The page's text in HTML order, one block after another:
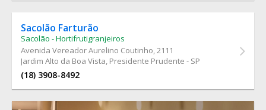
Sacolão Farturão
Sacolão - Hortifrutigranjeiros
Avenida Vereador Aurelino Coutinho, 2111
Jardim Alto da Boa Vista, Presidente Prudente - SP
(18) 3908-8492